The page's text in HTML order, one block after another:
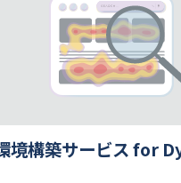
境構築サービス for